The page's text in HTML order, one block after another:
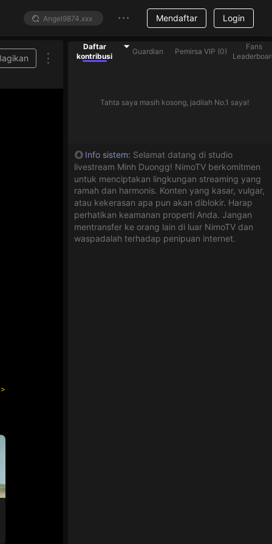
Mendaftar Login
Daftar
kontribusi
Guardian Pemirsa VIP (0)
Fans
Tahta saya masih kosong, jadilah No.1 saya!
Info sistem: Selamat datang di studio
livestream Minh Duongg! NimoTV berkomitmen
untuk menciptakan lingkungan streaming yang
ramah dan harmonis. Konten yang kasar, vulgar,
atau kekerasan apa pun akan diblokir. Harap
perhatikan keamanan properti Anda. Jangan
mentransfer ke orang lain di luar NimoTV dan
waspadalah terhadap penipuan internet.